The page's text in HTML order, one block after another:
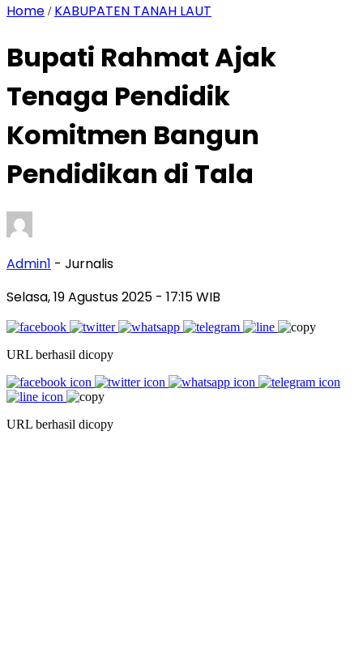
Home / KABUPATEN TANAH LAUT
Bupati Rahmat Ajak
Tenaga Pendidik
Komitmen Bangun
Pendidikan di Tala
Admin1 - Jurnalis
Selasa, 19 Agustus 2025 - 17:15 WIB
URL berhasil dicopy
URL berhasil dicopy